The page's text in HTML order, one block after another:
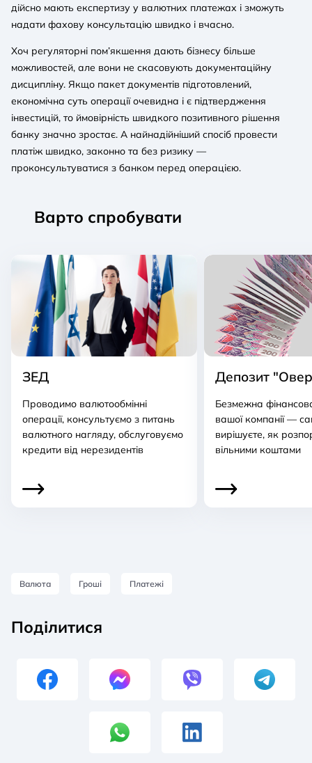
дійсно мають експертизу у валютних платежах і зможуть
надати фахову консультацію швидко і вчасно.
Хоч регуляторні пом’якшення дають бізнесу більше
можливостей, але вони не скасовують документаційну
дисципліну. Якщо пакет документів підготовлений,
економічна суть операції очевидна і є підтвердження
інвестицій, то ймовірність швидкого позитивного рішення
банку значно зростає. А найнадійніший спосіб провести
платіж швидко, законно та без ризику —
проконсультуватися з банком перед операцією.
Варто спробувати
ЗЕД
Проводимо валютообмінні
операції, консультуємо з питань
валютного нагляду, обслуговуємо
кредити від нерезидентів
Депозит
Безмежна
вашої компанії —
вирішуєте, як
вільними коштами
Валюта Гроші Платежі
Поділитися